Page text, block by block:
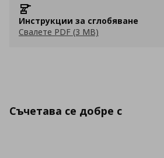
Инструкции за сглобяване
Свалете PDF (3 MB)
Съчетава се добре с